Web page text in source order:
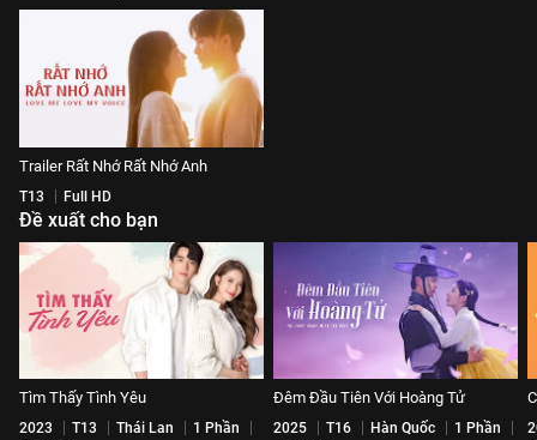
Trailer Rất Nhớ Rất Nhớ Anh
T13 Full HD
Đề xuất cho bạn
Tìm Thấy Tình Yêu
2023 T13 Thái Lan
1 Phần
Đêm Đầu Tiên Với Hoàng Tử
2025 T16 Hàn Quốc
1 Phần